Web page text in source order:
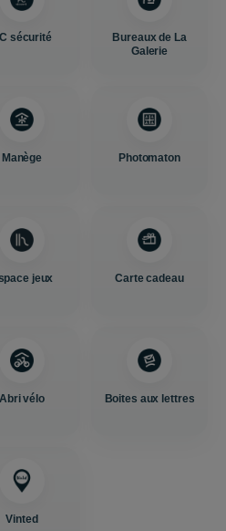
sécurité
Bureaux de La
Galerie
Manège Photomaton
jeux Carte cadeau
Abri vélo Boites aux lettres
Vinted